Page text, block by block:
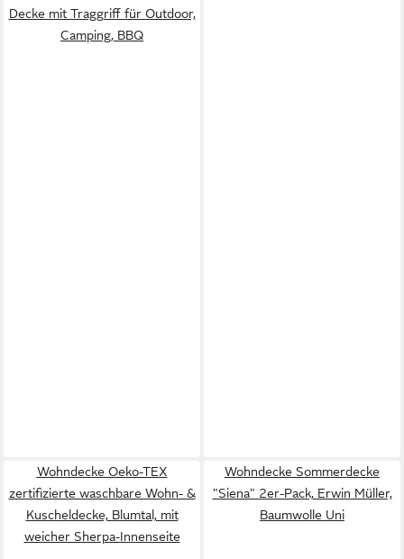
Decke mit Traggriff für Outdoor,
Camping, BBQ
Wohndecke Oeko-TEX
zertifizierte waschbare Wohn- &
Kuscheldecke, Blumtal, mit
weicher Sherpa-Innenseite
Wohndecke Sommerdecke
"Siena" 2er-Pack, Erwin Müller,
Baumwolle Uni